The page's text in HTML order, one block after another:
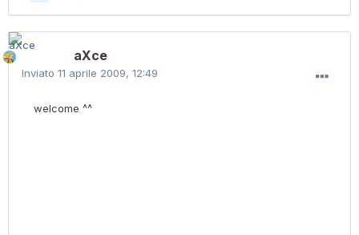
aXce
Inviato 11 aprile 2009, 12:49
welcome ^^